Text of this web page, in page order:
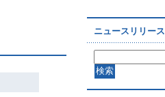
ニュースリリース